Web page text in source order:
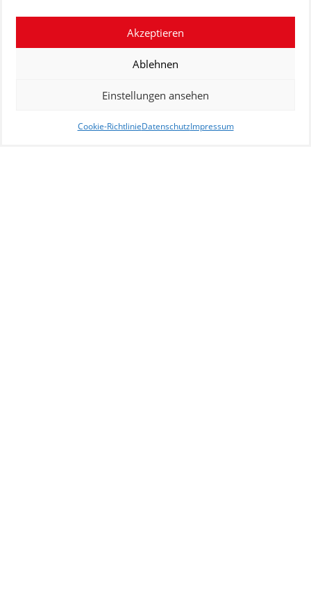
Akzeptieren
Ablehnen
Einstellungen ansehen
Cookie-RichtlinieDatenschutzImpressum